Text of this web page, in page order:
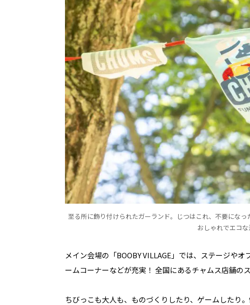
至る所に飾り付けられたガーランド。じつはこれ、不要にな
おしゃれでエコな
メイン会場の「BOOBY VILLAGE」では、ステージや
ームコーナーなどが充実！ 全国にあるチャムス店舗の
ちびっこも大人も、ものづくりしたり、ゲームしたり